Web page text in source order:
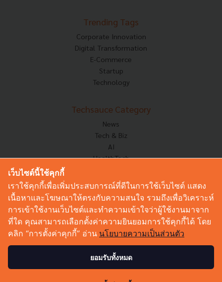
Trending Tags
Corporate Innovation
Digital Transformation
E-Commerce
Startup
Technology
Techsauce Category
News
Tech & Biz
AI
HealthTech
Corp Innov
Saucy Thoughts
Sustainable
Videos
Podcast
เว็บไซต์นี้ใช้คุกกี้
เราใช้คุกกี้เพื่อเพิ่มประสบการณ์ที่ดีในการใช้เว็บไซต์ แสดง
เนื้อหาและโฆษณาให้ตรงกับความสนใจ รวมถึงเพื่อวิเคราะห์
การเข้าใช้งานเว็บไซต์และทำความเข้าใจว่าผู้ใช้งานมาจาก
ที่ใด คุณสามารถเลือกตั้งค่าความยินยอมการใช้คุกกี้ได้ โดย
คลิก “การตั้งค่าคุกกี้” อ่าน นโยบายความเป็นส่วนตัว
ยอมรับทั้งหมด